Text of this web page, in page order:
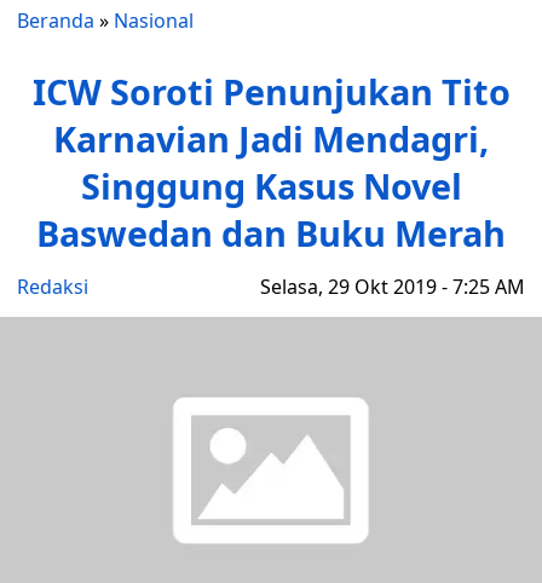
Beranda » Nasional
ICW Soroti Penunjukan Tito
Karnavian Jadi Mendagri,
Singgung Kasus Novel
Baswedan dan Buku Merah
Redaksi Selasa, 29 Okt 2019 - 7:25 AM